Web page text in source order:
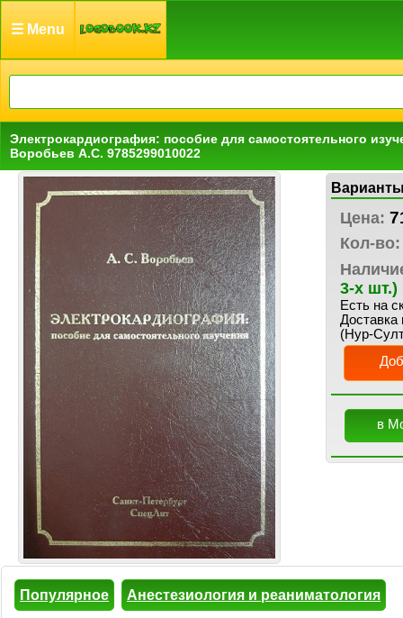
☰ Menu
Электрокардиография: пособие для самостоятельного
Воробьев А.С. 9785299010022
Цена:
Кол-во:
3-х шт.)
Есть на
Доставка
(Нур-
в
Популярное Анестезиология и реаниматология